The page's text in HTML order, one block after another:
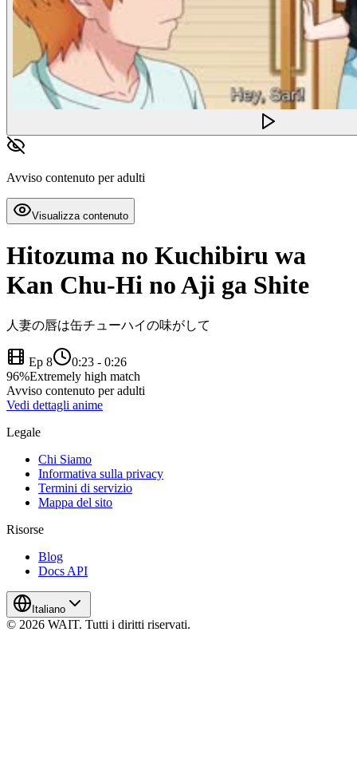
Avviso contenuto per adulti
Visualizza contenuto
Hitozuma no Kuchibiru wa
Kan Chu-Hi no Aji ga Shite
人妻の唇は缶チューハイの味がして
Ep 8 0:23 - 0:26
96%Extremely high match
Avviso contenuto per adulti
Vedi dettagli anime
Legale
Chi Siamo
Informativa sulla privacy
Termini di servizio
Mappa del sito
Risorse
Blog
Docs API
Italiano
© 2026 WAIT. Tutti i diritti riservati.